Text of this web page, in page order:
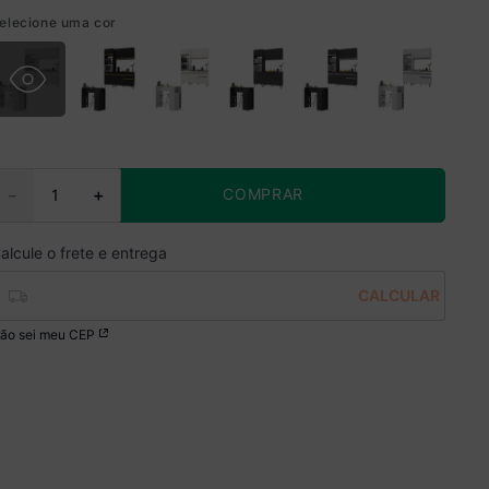
uma cor
＋
－ COMPRAR
sei meu CEP